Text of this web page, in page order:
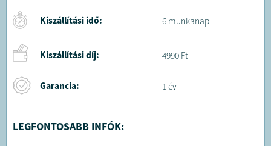
Kiszállítási idő: 6 munkanap
Kiszállítási díj: 4990 Ft
Garancia: 1 év
LEGFONTOSABB INFÓK: